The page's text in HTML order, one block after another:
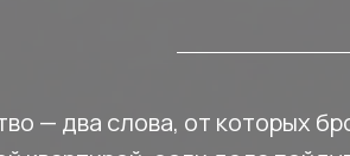
— два слова, от которых